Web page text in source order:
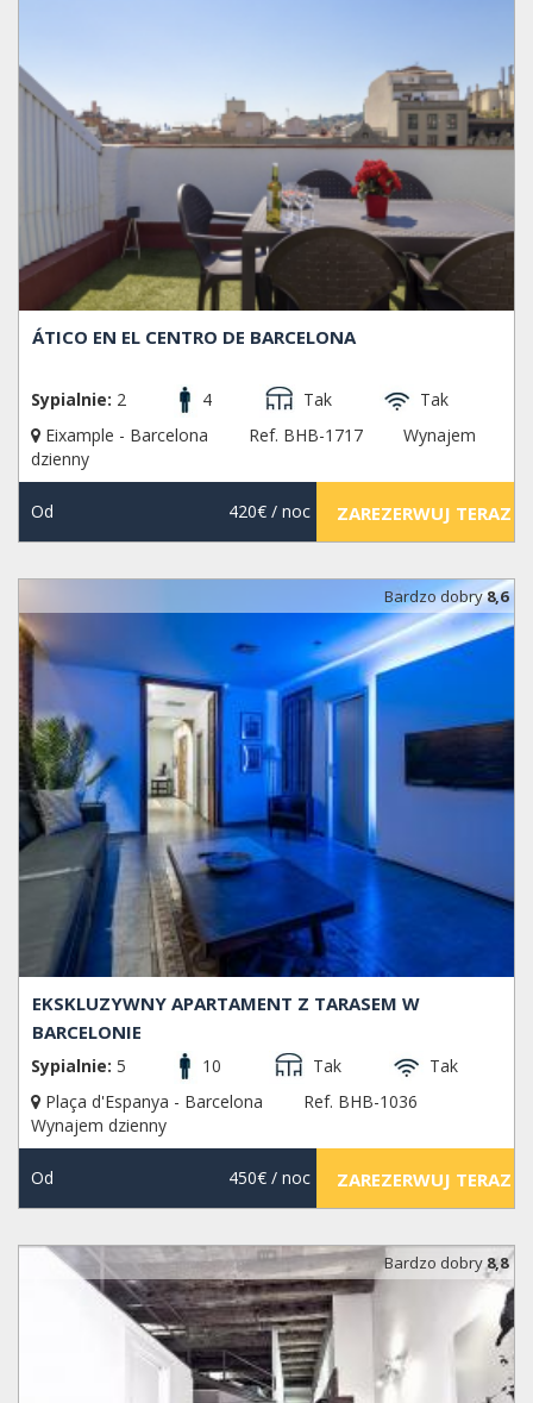
ÁTICO EN EL CENTRO DE BARCELONA
Sypialnie: 2 4 Tak
Tak
Eixample - Barcelona
Ref. BHB-1717
Wynajem
dzienny
Od 420€/ noc ZAREZERWUJ TERAZ
Bardzo dobry8,6
EKSKLUZYWNY APARTAMENT Z TARASEM W
BARCELONIE
Sypialnie: 5 10 Tak
Tak
Plaça d'Espanya - Barcelona
Ref. BHB-1036
Wynajem dzienny
Od 450€/ noc ZAREZERWUJ TERAZ
Bardzo dobry8,8